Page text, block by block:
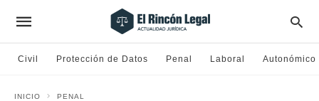
Civil Protección de Datos Penal Laboral Autonómico
INICIO PENAL